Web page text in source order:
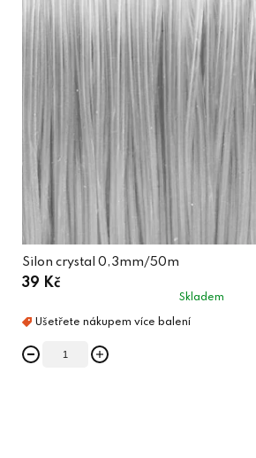
Silon crystal 0,3mm/50m
39 Kč
Skladem